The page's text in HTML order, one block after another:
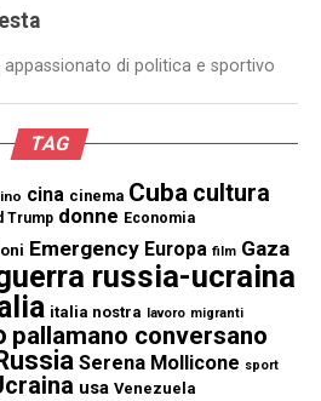
di politica e sportivo
TAG
cina cinema Cuba cultura
Trump donne Economia
Emergency Europa film Gaza
russia-ucraina
italia nostra lavoro migranti
pallamano conversano
Serena Mollicone sport
usa Venezuela